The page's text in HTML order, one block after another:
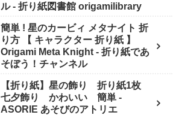
ル - 折り紙図書館 origamilibrary
簡単 ! 星のカービィ メタナイト 折
り方 【 キャラクター 折り紙 】
Origami Meta Knight - 折り紙であ
そぼう！チャンネル
【折り紙】星の飾り 折り紙1枚
七夕飾り かわいい 簡単 -
ASORIE あそびのアトリエ